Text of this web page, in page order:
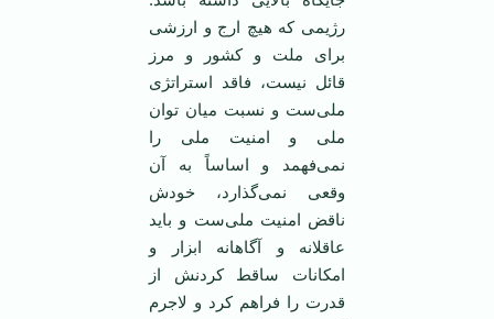
رژیمی که هیچ ارج و ارزشی
برای ملت و کشور و مرز
قائل نیست، فاقد استراتژی
ملی‌ست و نسبت میان توان
ملی و امنیت ملی را
نمی‌فهمد و اساساً به آن
وقعی نمی‌گذارد، خودش
ناقض امنیت ملی‌ست و باید
عاقلانه و آگاهانه ابزار و
امکانات ساقط کردنش از
قدرت را فراهم کرد و لاجرم